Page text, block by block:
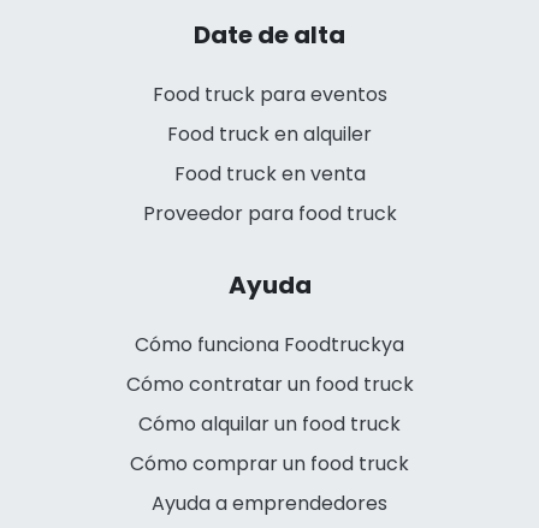
Date de alta
Food truck para eventos
Food truck en alquiler
Food truck en venta
Proveedor para food truck
Ayuda
Cómo funciona Foodtruckya
Cómo contratar un food truck
Cómo alquilar un food truck
Cómo comprar un food truck
Ayuda a emprendedores